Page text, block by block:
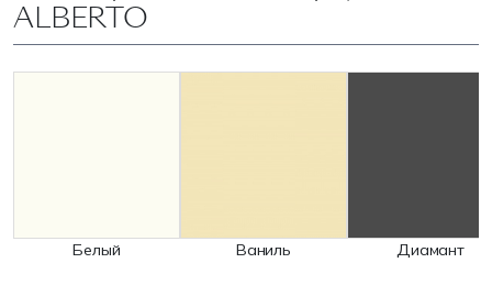
ALBERTO
Белый Ваниль Диамант